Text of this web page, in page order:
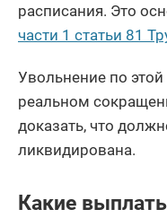
расписания. Это
части 1 статьи 81
Увольнение по
реальном
доказать, что
ликвидирована.
Какие